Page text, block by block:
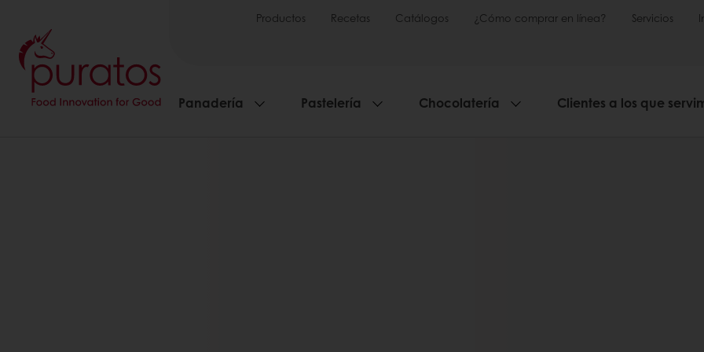
Productos Recetas Catálogos ¿Cómo comprar en línea? Servicios
Panadería Pastelería Chocolatería Clientes a los que